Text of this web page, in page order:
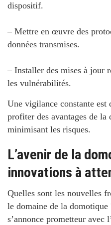
dispositif.
– Mettre en œuvre des
données transmises.
– Installer des mises à jour
les vulnérabilités.
Une vigilance constante est
profiter des avantages de la
minimisant les risques.
L’avenir de la
innovations à
Quelles sont les nouvelles
le domaine de la domotique
s’annonce prometteur avec